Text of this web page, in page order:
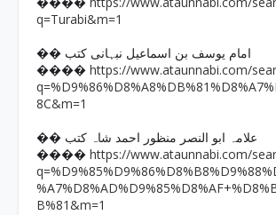
����
q=Turabi&m=1
�� امام یوسف بن اسماعیل نبہانی کتب
���� https://www.ataunnabi.com/
8C&m=1
�� علامہ ابو النصر منظور احمد شاہ کتب
���� https://www.ataunnabi.com/
B%81&m=1